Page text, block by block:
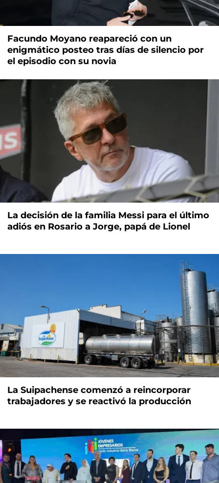
Facundo Moyano reapareció con un
enigmático posteo tras días de silencio por
el episodio con su novia
La decisión de la familia Messi para el último
adiós en Rosario a Jorge, papá de Lionel
La Suipachense comenzó a reincorporar
trabajadores y se reactivó la producción